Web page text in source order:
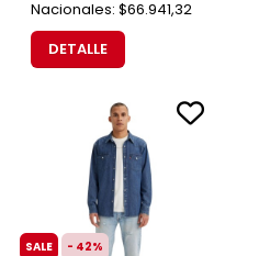
Nacionales: $66.941,32
DETALLE
SALE - 42%